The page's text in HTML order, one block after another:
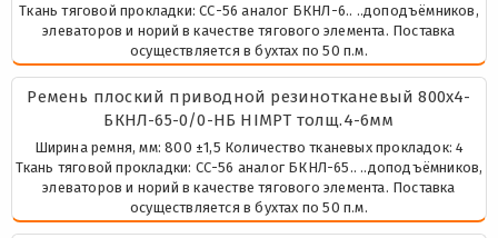
Ткань тяговой прокладки: СС-56 аналог БКНЛ-6.. ..доподъёмников,
элеваторов и норий в качестве тягового элемента. Поставка
осуществляется в бухтах по 50 п.м.
Ремень плоский приводной резинотканевый 800х4-
БКНЛ-65-0/0-НБ HIMPT толщ.4-6мм
Ширина ремня, мм: 800 ±1,5 Количество тканевых прокладок: 4
Ткань тяговой прокладки: СС-56 аналог БКНЛ-65.. ..доподъёмников,
элеваторов и норий в качестве тягового элемента. Поставка
осуществляется в бухтах по 50 п.м.